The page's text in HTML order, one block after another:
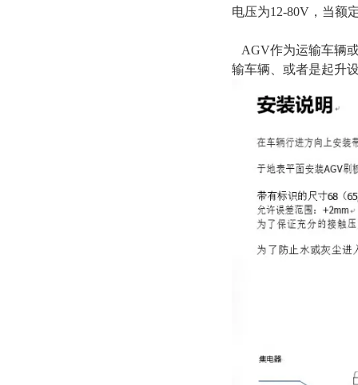
电压为12-80V，当额
AGV作为运输车辆
输车辆、或者是起升